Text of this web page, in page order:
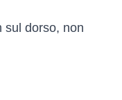
sul dorso, non